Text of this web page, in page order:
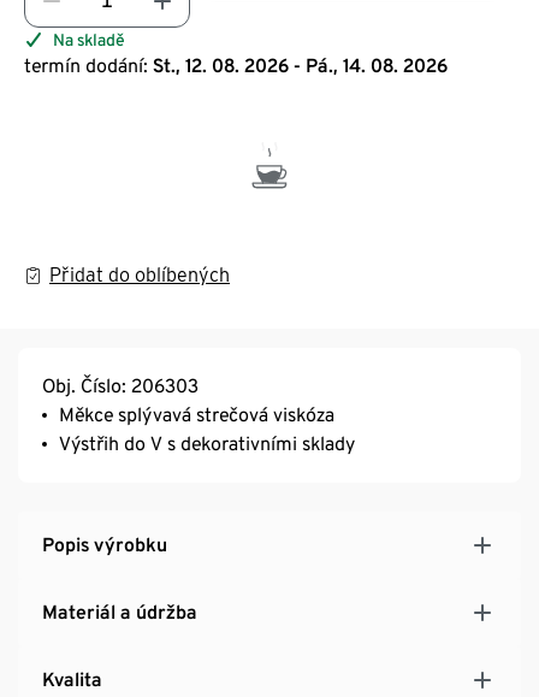
Na skladě
termín dodání: St., 12. 08. 2026 - Pá., 14. 08. 2026
Přidat do oblíbených
Obj. Číslo: 206303
Měkce splývavá strečová viskóza
Výstřih do V s dekorativními sklady
Popis výrobku
Materiál a údržba
Kvalita